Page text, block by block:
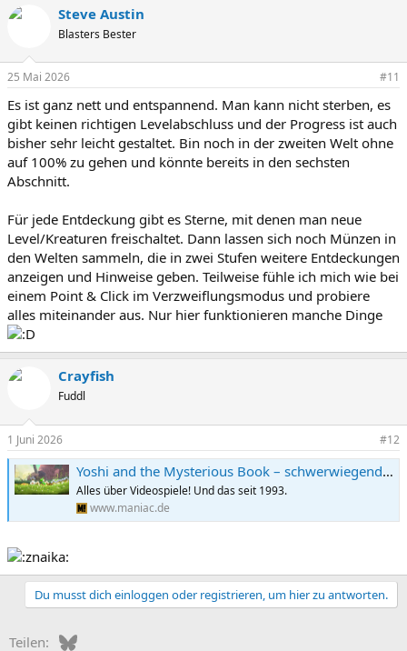
Steve Austin
Blasters Bester
25 Mai 2026 #11
Es ist ganz nett und entspannend. Man kann nicht sterben, es
gibt keinen richtigen Levelabschluss und der Progress ist auch
bisher sehr leicht gestaltet. Bin noch in der zweiten Welt ohne
auf 100% zu gehen und könnte bereits in den sechsten
Abschnitt.
Für jede Entdeckung gibt es Sterne, mit denen man neue
Level/Kreaturen freischaltet. Dann lassen sich noch Münzen in
den Welten sammeln, die in zwei Stufen weitere Entdeckungen
anzeigen und Hinweise geben. Teilweise fühle ich mich wie bei
einem Point & Click im Verzweiflungsmodus und probiere
alles miteinander aus. Nur hier funktionieren manche Dinge
Crayfish
Fuddl
1 Juni 2026 #12
Yoshi and the Mysterious Book – schwerwiegender Bug gesichtet | MANIAC.de
Alles über Videospiele! Und das seit 1993.
www.maniac.de
Du musst dich einloggen oder registrieren, um hier zu antworten.
Teilen: Bluesky